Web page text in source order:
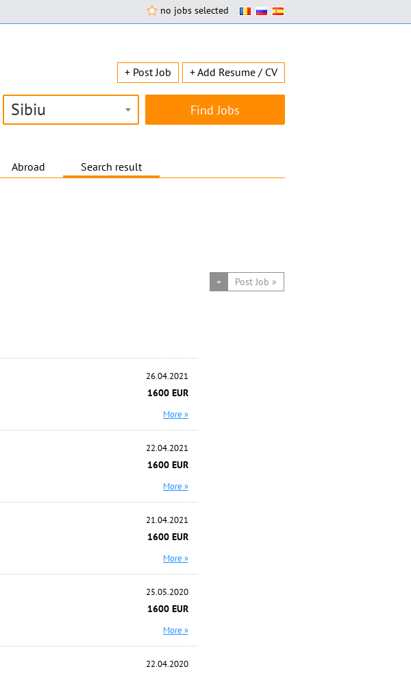
no jobs selected
+ Post Job + Add Resume / CV
Sibiu
Abroad Search result
+ Post Job »
26.04.2021
1600 EUR
More »
22.04.2021
1600 EUR
More »
21.04.2021
1600 EUR
More »
25.05.2020
1600 EUR
More »
22.04.2020